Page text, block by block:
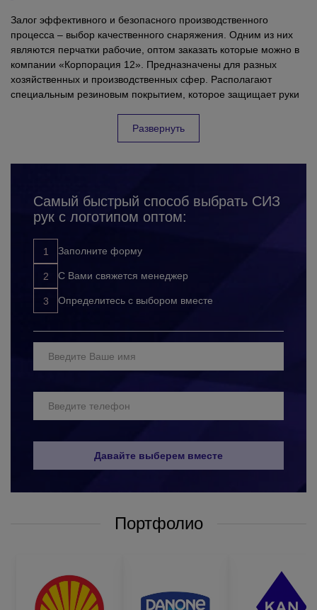
Залог эффективного и безопасного производственного
процесса – выбор качественного снаряжения. Одним из них
являются перчатки рабочие, оптом заказать которые можно в
компании «Корпорация 12». Предназначены для разных
хозяйственных и производственных сфер. Располагают
специальным резиновым покрытием, которое защищает руки
сцепление с рабочей поверхностью.
Это элемент спецодежды незаменим в бытовой сфере и в
условиях тяжелой промышленности. Купить рабочие перчатки
выполнения разгрузочных и погрузочных работ. Они
повысят комфорт и удобство при переноске больших
грузов с гладкой и скользкой поверхностью;
для работников, контактирующих с пищевой и
для безопасной работы с металлами, древесиной и
электрическим оборудованием;
домашнего хозяйства (огорода, домашних работ).
Нередко перчатки рабочие оптом от производителя можно
износоустойчивые, прочные и имеют долгий
эксплуатационный срок.
полиуретана, нитрила и ПВХ либо из х/б основы. Подобное
продолжительное время, даже при систематической
разновидности
Развернуть
Самый быстрый способ выбрать СИЗ
рук с логотипом оптом:
Заполните форму
С Вами свяжется менеджер
Определитесь с выбором вместе
Давайте выберем вместе
Портфолио